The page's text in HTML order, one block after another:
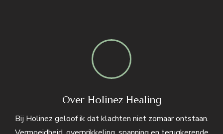
Over Holinez Healing
Bij Holinez geloof ik dat klachten niet zomaar ontstaan.